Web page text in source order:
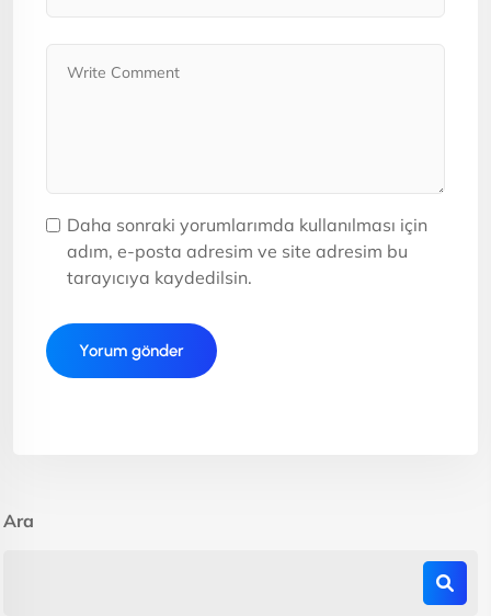
Daha sonraki yorumlarımda kullanılması için
adım, e-posta adresim ve site adresim bu
tarayıcıya kaydedilsin.
Ara